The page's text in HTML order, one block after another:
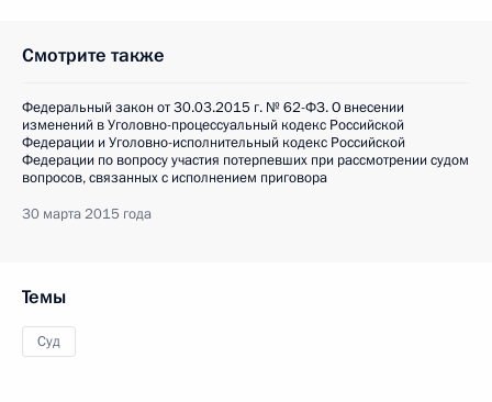
Смотрите также
Федеральный закон от 30.03.2015 г. № 62-ФЗ. О внесении
изменений в Уголовно-процессуальный кодекс Российской
Федерации и Уголовно-исполнительный кодекс Российской
Федерации по вопросу участия потерпевших при рассмотрении судом
вопросов, связанных с исполнением приговора
30 марта 2015 года
Темы
Суд